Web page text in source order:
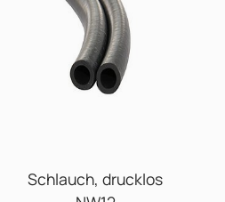
Schlauch, drucklos